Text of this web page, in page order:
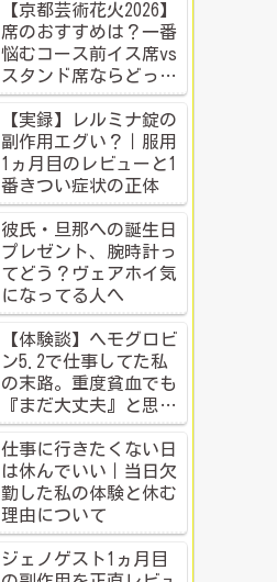
【京都芸術花火2026】
席のおすすめは？一番
悩むコース前イス席vs
スタンド席ならどっ
ち？本音比較！
【実録】レルミナ錠の
副作用エグい？｜服用
1ヵ月目のレビューと1
番きつい症状の正体
彼氏・旦那への誕生日
プレゼント、腕時計っ
てどう？ヴェアホイ気
になってる人へ
【体験談】ヘモグロビ
ン5.2で仕事してた私
の末路。重度貧血でも
『まだ大丈夫』と思う
人のための警告
仕事に行きたくない日
は休んでいい｜当日欠
勤した私の体験と休む
理由について
ジェノゲスト1ヵ月目